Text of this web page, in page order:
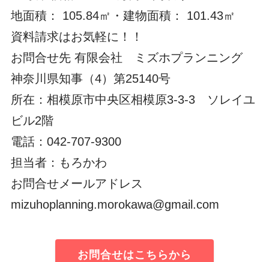
地面積： 105.84㎡・建物面積： 101.43㎡
資料請求はお気軽に！！
お問合せ先 有限会社 ミズホプランニング
神奈川県知事（4）第25140号
所在：相模原市中央区相模原3-3-3 ソレイユ
ビル2階
電話：042-707-9300
担当者：もろかわ
お問合せメールアドレス
mizuhoplanning.morokawa@gmail.com
お問合せはこちらから